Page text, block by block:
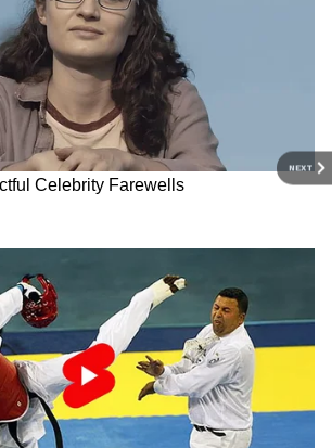
NEXT
মোটামুটি উধাও হয়ে
কমেছে বেশ খানিকটা।